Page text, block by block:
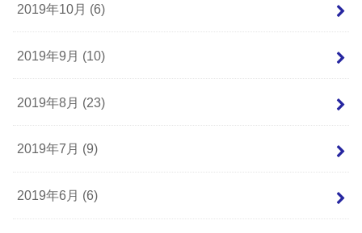
2019年10月 (6)
2019年9月 (10)
2019年8月 (23)
2019年7月 (9)
2019年6月 (6)